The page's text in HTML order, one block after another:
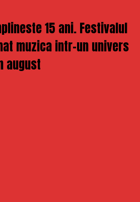
15 ani. Festivalul
muzica intr-un univers
august